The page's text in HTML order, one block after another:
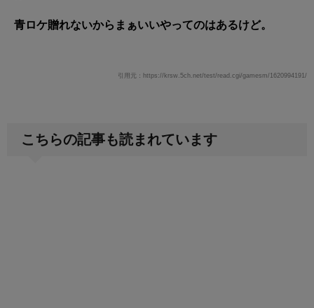
青ロケ贈れないからまぁいいやってのはあるけど。
引用元：https://krsw.5ch.net/test/read.cgi/gamesm/1620994191/
こちらの記事も読まれています